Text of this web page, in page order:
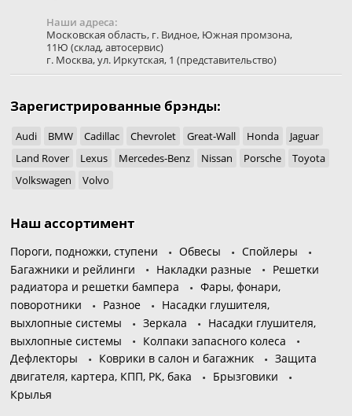
Наши адреса:
Московская область, г. Видное, Южная промзона,
11Ю (склад, автосервис)
г. Москва,ул. Иркутская, 1 (представительство)
Зарегистрированные брэнды:
Audi BMW Cadillac Chevrolet Great-Wall Honda
Jaguar
Land Rover
Lexus Mercedes-Benz Nissan Porsche
Toyota
Volkswagen
Volvo
Наш ассортимент
Пороги, подножки, ступени Обвесы
Спойлеры
Багажники и рейлинги
Накладки разные
Решетки
радиатора и решетки бампера
Фары, фонари,
поворотники
Разное
Насадки глушителя,
выхлопные системы
Зеркала
Насадки глушителя,
выхлопные системы
Колпаки запасного колеса
Дефлекторы
Коврики в салон и багажник
Защита
двигателя, картера, КПП, РК, бака
Брызговики
Крылья